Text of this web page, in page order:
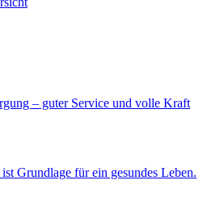
– guter Service und volle Kraft
Grundlage für ein gesundes Leben.